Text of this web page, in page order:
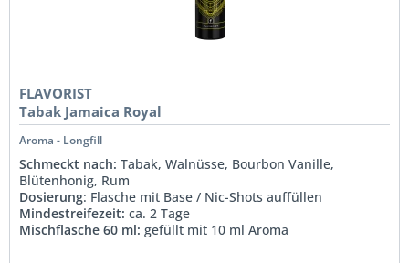
FLAVORIST
Tabak Jamaica Royal
Aroma - Longfill
Schmeckt nach: Tabak, Walnüsse, Bourbon Vanille,
Blütenhonig, Rum
Dosierung: Flasche mit Base / Nic-Shots auffüllen
Mindestreifezeit: ca. 2 Tage
Mischflasche 60 ml: gefüllt mit 10 ml Aroma